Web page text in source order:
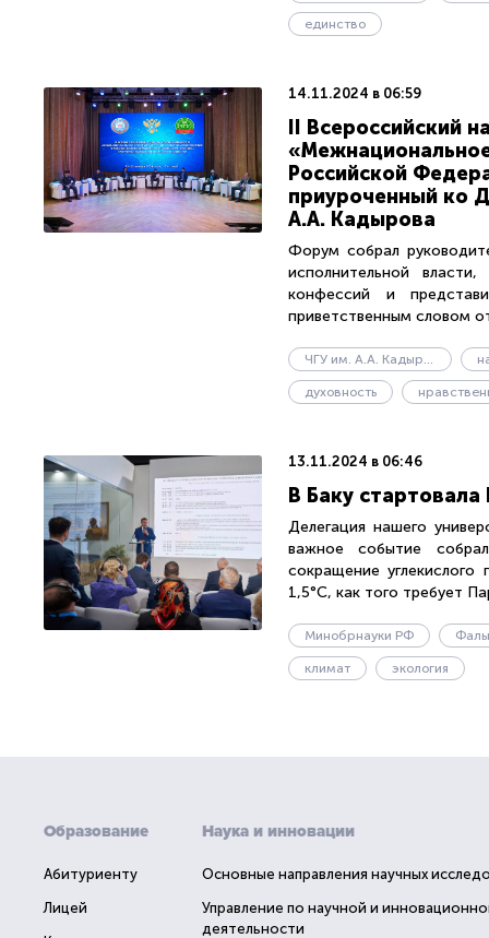
единство
14.11.2024 в 06:59
II Всероссийский
Российской
приуроченный ко
А.А. Кадырова
Форум собрал
исполнительной
конфессий и
приветственным словом
ЧГУ им. А.А. Кадырова
духовность
13.11.2024 в 06:46
В Баку
Делегация нашего
важное событие
сокращение
1,5°C, как того требует
Минобрнауки РФ
климат экология
Образование
Абитуриенту
Лицей
Наука и инновации
Основные направления научных
Управление по научной и
деятельности